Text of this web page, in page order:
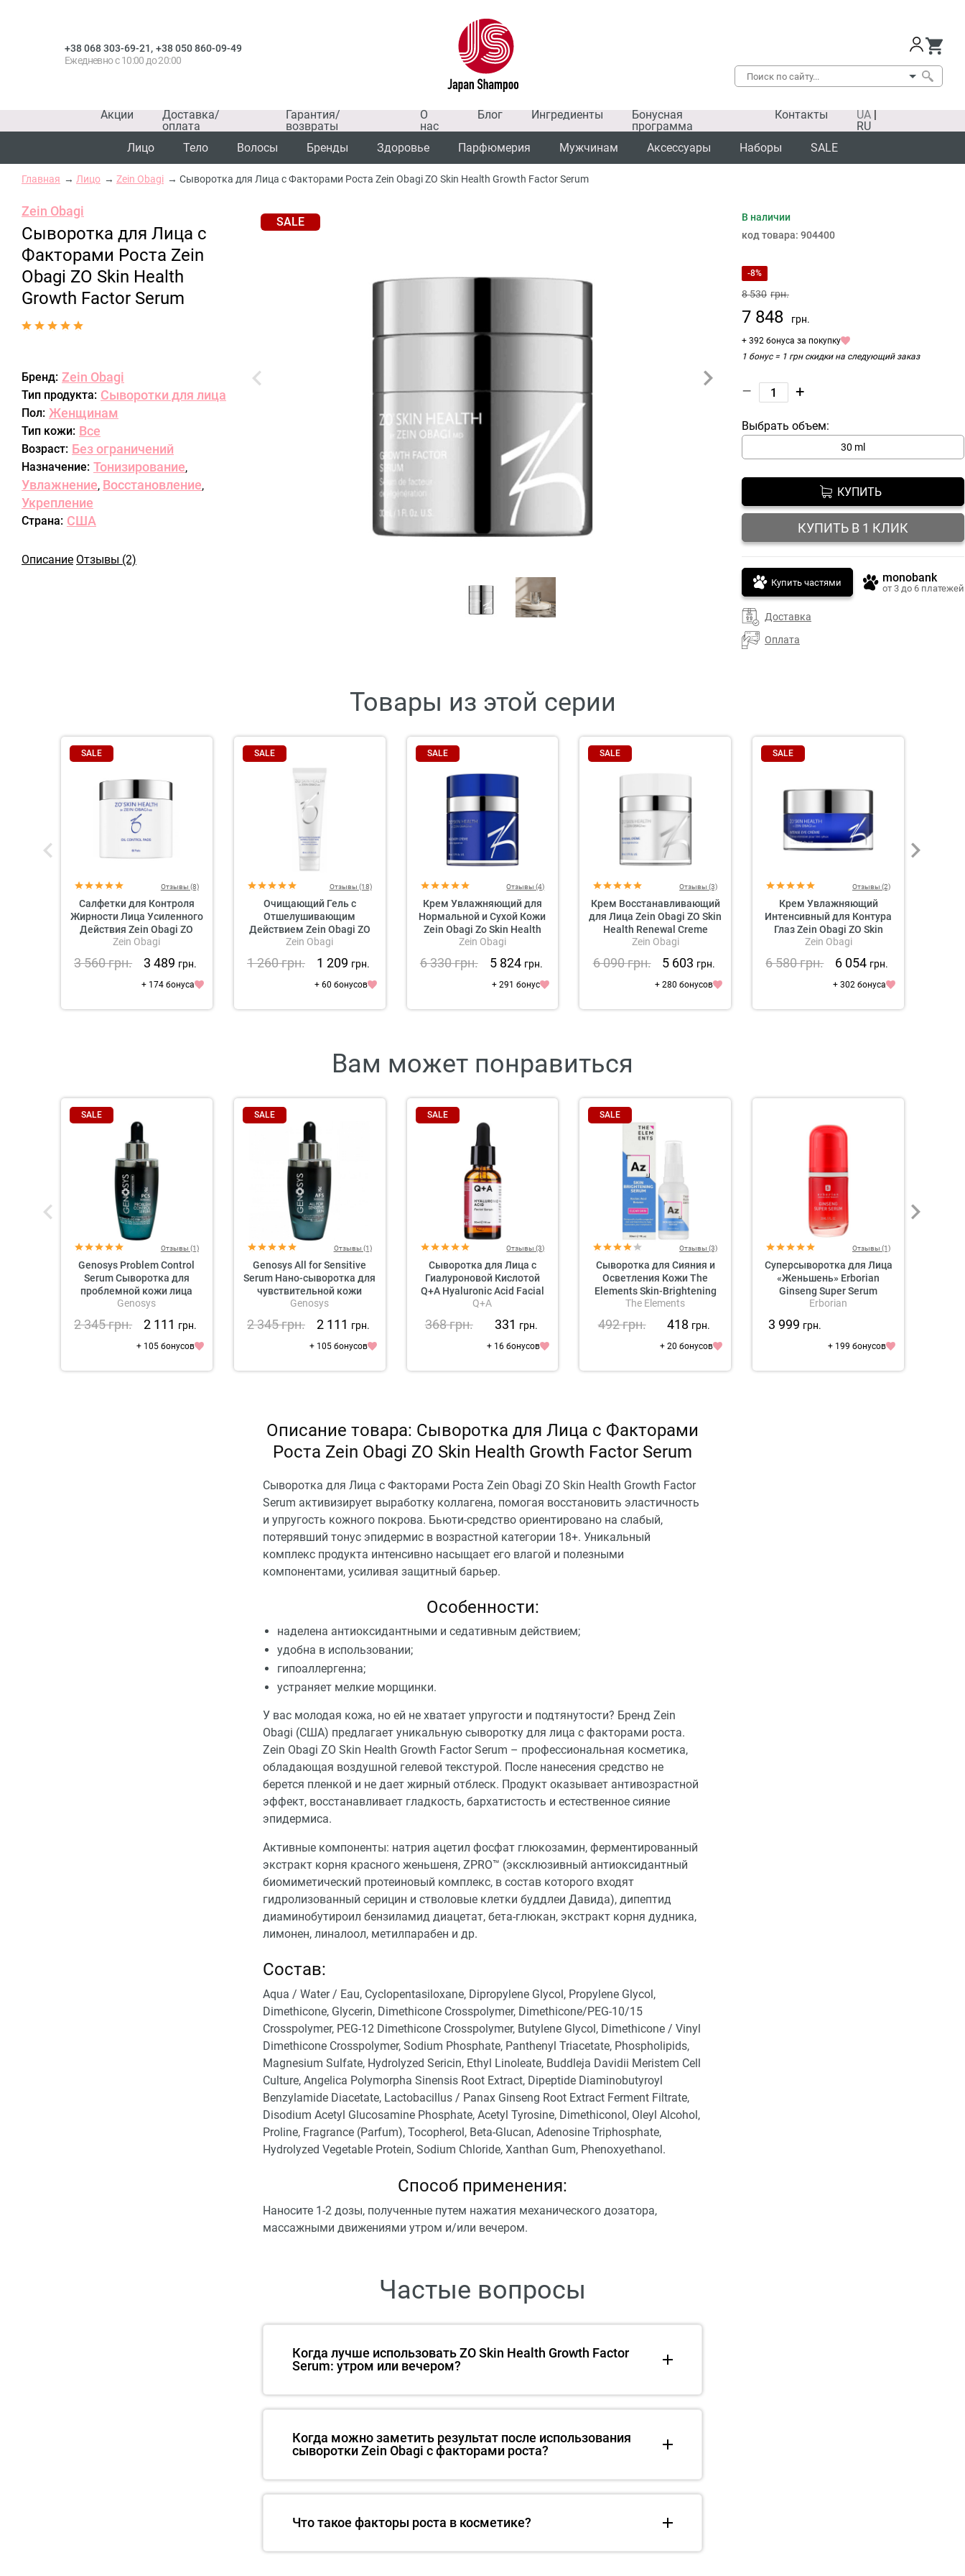
+38 068 303-69-21, +38 050 860-09-49
Ежедневно с 10:00 до 20:00
Акции
Доставка/
оплата
Гарантия/
возвраты
О
нас
Блог Ингредиенты
Бонусная
программа
Контакты UA |
RU
Лицо
Тело Волосы Бренды Здоровье Парфюмерия Мужчинам Аксессуары Наборы SALE
Главная Лицо Zein Obagi Сыворотка для Лица с Факторами Роста Zein Obagi ZO Skin Health Growth Factor Serum
Zein Obagi
Сыворотка для Лица с
Факторами Роста Zein
Obagi ZO Skin Health
Growth Factor Serum
Бренд: Zein Obagi
Тип продукта: Сыворотки для лица
Пол: Женщинам
Тип кожи: Все
Возраст: Без ограничений
Назначение: Тонизирование,
Увлажнение, Восстановление,
Укрепление
Страна: США
Описание Отзывы (2)
SALE SALE
В наличии
код товара: 904400
-8%
8 530 грн.
7 848 грн.
+ 392 бонуса за покупку
1 бонус = 1 грн скидки на следующий заказ
– +
Выбрать объем:
30 ml
КУПИТЬ
КУПИТЬ В 1 КЛИК
Купить частями monobank
от 3 до 6 платежей
Доставка
Оплата
Товары из этой серии
SALE
Отзывы (8)
Салфетки для Контроля
Жирности Лица Усиленного
Действия Zein Obagi ZO
Skin Health Oil Control Pads
Zein Obagi
3 560грн. 3 489 грн.
+ 174 бонуса
SALE
Отзывы (18)
Очищающий Гель с
Отшелушивающим
Действием Zein Obagi ZO
Skin Health Offects
Zein Obagi
1 260грн. 1 209 грн.
+ 60 бонусов
SALE
Отзывы (4)
Крем Увлажняющий для
Нормальной и Сухой Кожи
Zein Obagi Zo Skin Health
Recovery Creme
Zein Obagi
6 330грн. 5 824 грн.
+ 291 бонус
SALE
Отзывы (3)
Крем Восстанавливающий
для Лица Zein Obagi ZO Skin
Health Renewal Creme
Zein Obagi
6 090грн. 5 603 грн.
+ 280 бонусов
SALE
Отзывы (2)
Крем Увлажняющий
Интенсивный для Контура
Глаз Zein Obagi ZO Skin
Health Intense Eye Creme
Zein Obagi
6 580грн. 6 054 грн.
+ 302 бонуса
Вам может понравиться
SALE
Отзывы (1)
Genosys Problem Control
Serum Сыворотка для
проблемной кожи лица
Genosys
2 345грн. 2 111 грн.
+ 105 бонусов
SALE
Отзывы (1)
Genosys All for Sensitive
Serum Нано-сыворотка для
чувствительной кожи
Genosys
2 345грн. 2 111 грн.
+ 105 бонусов
SALE
Отзывы (3)
Сыворотка для Лица с
Гиалуроновой Кислотой
Q+A Hyaluronic Acid Facial
Serum
Q+A
368грн. 331 грн.
+ 16 бонусов
SALE
Отзывы (3)
Сыворотка для Сияния и
Осветления Кожи The
Elements Skin-Brightening
Serum
The Elements
492грн. 418 грн.
+ 20 бонусов
Отзывы (1)
Суперсыворотка для Лица
«Женьшень» Erborian
Ginseng Super Serum
Erborian
3 999 грн.
+ 199 бонусов
Описание товара: Сыворотка для Лица с Факторами
Роста Zein Obagi ZO Skin Health Growth Factor Serum
Сыворотка для Лица с Факторами Роста Zein Obagi ZO Skin Health Growth Factor
Serum активизирует выработку коллагена, помогая восстановить эластичность
и упругость кожного покрова. Бьюти-средство ориентировано на слабый,
потерявший тонус эпидермис в возрастной категории 18+. Уникальный
комплекс продукта интенсивно насыщает его влагой и полезными
компонентами, усиливая защитный барьер.
Особенности:
наделена антиоксидантными и седативным действием;
удобна в использовании;
гипоаллергенна;
устраняет мелкие морщинки.
У вас молодая кожа, но ей не хватает упругости и подтянутости? Бренд Zein
Obagi (США) предлагает уникальную сыворотку для лица с факторами роста.
Zein Obagi ZO Skin Health Growth Factor Serum – профессиональная косметика,
обладающая воздушной гелевой текстурой. После нанесения средство не
берется пленкой и не дает жирный отблеск. Продукт оказывает антивозрастной
эффект, восстанавливает гладкость, бархатистость и естественное сияние
эпидермиса.
Активные компоненты: натрия ацетил фосфат глюкозамин, ферментированный
экстракт корня красного женьшеня, ZPRO™ (эксклюзивный антиоксидантный
биомиметический протеиновый комплекс, в состав которого входят
гидролизованный серицин и стволовые клетки буддлеи Давида), дипептид
диаминобутироил бензиламид диацетат, бета-глюкан, экстракт корня дудника,
лимонен, линалоол, метилпарабен и др.
Состав:
Aqua / Water / Eau, Cyclopentasiloxane, Dipropylene Glycol, Propylene Glycol,
Dimethicone, Glycerin, Dimethicone Crosspolymer, Dimethicone/PEG-10/15
Crosspolymer, PEG-12 Dimethicone Crosspolymer, Butylene Glycol, Dimethicone / Vinyl
Dimethicone Crosspolymer, Sodium Phosphate, Panthenyl Triacetate, Phospholipids,
Magnesium Sulfate, Hydrolyzed Sericin, Ethyl Linoleate, Buddleja Davidii Meristem Cell
Culture, Angelica Polymorpha Sinensis Root Extract, Dipeptide Diaminobutyroyl
Benzylamide Diacetate, Lactobacillus / Panax Ginseng Root Extract Ferment Filtrate,
Disodium Acetyl Glucosamine Phosphate, Acetyl Tyrosine, Dimethiconol, Oleyl Alcohol,
Proline, Fragrance (Parfum), Tocopherol, Beta-Glucan, Adenosine Triphosphate,
Hydrolyzed Vegetable Protein, Sodium Chloride, Xanthan Gum, Phenoxyethanol​.
Способ применения:
Наносите 1-2 дозы, полученные путем нажатия механического дозатора,
массажными движениями утром и/или вечером.
Частые вопросы
Когда лучше использовать ZO Skin Health Growth Factor
Serum: утром или вечером?
Когда можно заметить результат после использования
сыворотки Zein Obagi с факторами роста?
Что такое факторы роста в косметике?